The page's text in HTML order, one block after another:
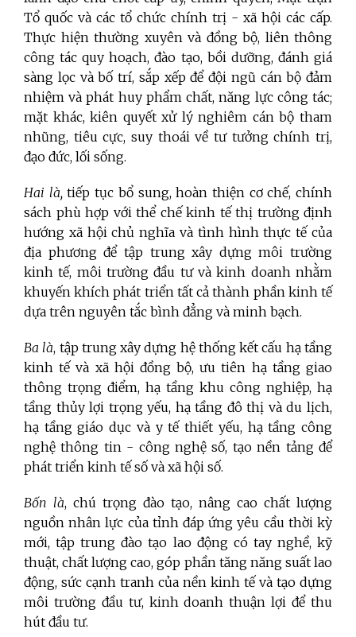
Tổ quốc và các tổ chức chính trị - xã hội các cấp.
Thực hiện thường xuyên và đồng bộ, liên thông
công tác quy hoạch, đào tạo, bồi dưỡng, đánh giá
sàng lọc và bố trí, sắp xếp để đội ngũ cán bộ đảm
nhiệm và phát huy phẩm chất, năng lực công tác;
mặt khác, kiên quyết xử lý nghiêm cán bộ tham
nhũng, tiêu cực, suy thoái về tư tưởng chính trị,
đạo đức, lối sống.
Hai là,tiếp tục bổ sung, hoàn thiện cơ chế, chính
sách phù hợp với thể chế kinh tế thị trường định
hướng xã hội chủ nghĩa và tình hình thực tế của
địa phương để tập trung xây dựng môi trường
kinh tế, môi trường đầu tư và kinh doanh nhằm
khuyến khích phát triển tất cả thành phần kinh tế
dựa trên nguyên tắc bình đẳng và minh bạch.
Ba là, tập trung xây dựng hệ thống kết cấu hạ tầng
kinh tế và xã hội đồng bộ, ưu tiên hạ tầng giao
thông trọng điểm, hạ tầng khu công nghiệp, hạ
tầng thủy lợi trọng yếu, hạ tầng đô thị và du lịch,
hạ tầng giáo dục và y tế thiết yếu, hạ tầng công
nghệ thông tin - công nghệ số, tạo nền tảng để
phát triển kinh tế số và xã hội số.
Bốn là, chú trọng đào tạo, nâng cao chất lượng
nguồn nhân lực của tỉnh đáp ứng yêu cầu thời kỳ
mới, tập trung đào tạo lao động có tay nghề, kỹ
thuật, chất lượng cao, góp phần tăng năng suất lao
động, sức cạnh tranh của nền kinh tế và tạo dựng
môi trường đầu tư, kinh doanh thuận lợi để thu
hút đầu tư.